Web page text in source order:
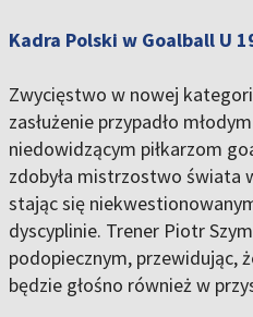
Kadra Polski w Goalball U
Zwycięstwo w nowej
zasłużenie przypadło
niedowidzącym piłkarzom
zdobyła mistrzostwo świata
stając się
dyscyplinie. Trener Piotr
podopiecznym, przewidując,
będzie głośno również w